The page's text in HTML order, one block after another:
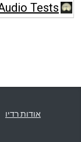
Audio Tests
אודות רדיו